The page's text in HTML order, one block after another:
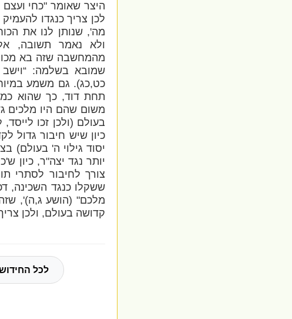
היצר שאומר "כחי
לכן צריך כנגדו
מה', שנותן לנו את
ולא נאמר תשובה,
מהמחשבה שזה בא
שמובא בשלמה:
כט,כג). גם משמע
תחת דוד, כך שהוא
משום שהם היו מלכים
בעולם (ולכן זכו
כיון שיש חיבור גדול
יסוד גילוי ה' בעולם)
יותר נגד יצה"ר, כיון
צורך לחיבור לסתרי
ששקלו כנגד השכינה,
מלכם" (הושע ג,ה)',
קדושה בעולם, ולכן
לכל